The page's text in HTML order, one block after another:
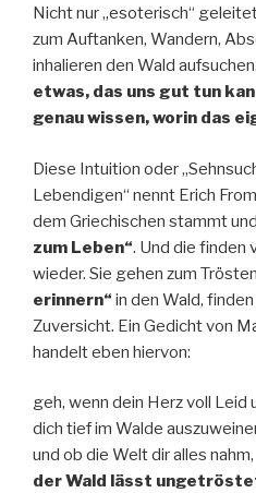
Nicht nur „esoterisch“
zum Auftanken, Wandern,
inhalieren den Wald
etwas, das uns gut tun
genau wissen, worin das
Diese Intuition oder
Lebendigen“ nennt Erich
dem Griechischen stammt
zum Leben“. Und die finden
wieder. Sie gehen zum
erinnern“ in den Wald,
Zuversicht. Ein Gedicht von
handelt eben hiervon:
geh, wenn dein Herz voll Leid
dich tief im Walde
und ob die Welt dir alles nahm,
der Wald lässt